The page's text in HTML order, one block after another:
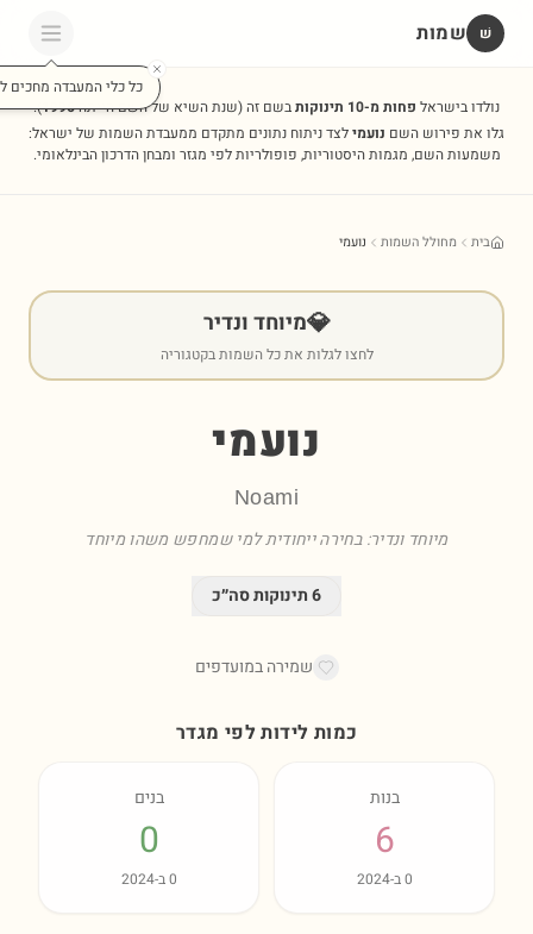
שׁ שמות
כל כלי המעבדה מחכים
נולדו בישראל פחות מ-10 תינוקות בשם זה(שנת השיא של השם הייתה1996
).
גלו את פירוש השם נועמילצד ניתוח נתונים מתקדם ממעבדת השמות של ישראל:
משמעות השם, מגמות היסטוריות, פופולריות לפי מגזר ומבחן הדרכון הבינלאומי.
בית מחולל השמות נועמי
💎מיוחד ונדיר
לחצו לגלות את כל השמות בקטגוריה
נועמי
Noami
מיוחד ונדיר: בחירה ייחודית למי שמחפש משהו מיוחד
6תינוקות סה״כ
שמירה במועדפים
כמות לידות לפי מגדר
בנות
6
0ב-2024
בנים
0
0ב-2024